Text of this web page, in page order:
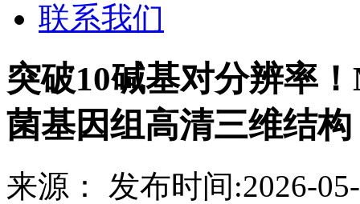
联系我们
突破10碱基对分辨率
菌基因组高清三维结构
来源： 发布时间:2026-